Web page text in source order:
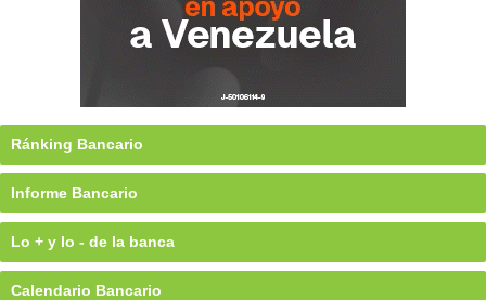
Ránking Bancario
Informe Bancario
Lo + y lo - de la banca
Calendario Bancario